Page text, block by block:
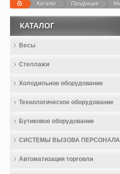
Каталог Продукция
КАТАЛОГ
Весы
Стеллажи
Холодильное оборудование
Технологическое оборудование
Бутиковое оборудование
СИСТЕМЫ ВЫЗОВА ПЕРСОНАЛА
Автоматизация торговли